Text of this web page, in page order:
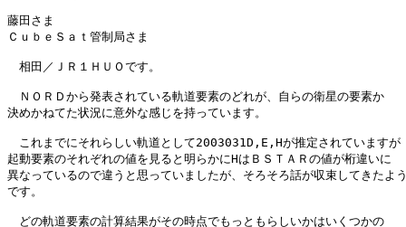
藤田さま
ＣｕｂｅＳａｔ管制局さま
相田／ＪＲ１ＨＵＯです。
ＮＯＲＤから発表されている軌道要素のどれが、自らの衛星の要素か
決めかねてた状況に意外な感じを持っています。
これまでにそれらしい軌道として2003031D,E,Hが推定されていますが
起動要素のそれぞれの値を見ると明らかにHはＢＳＴＡＲの値が桁違いに
異なっているので違うと思っていましたが、そろそろ話が収束してきたよ
です。
どの軌道要素の計算結果がその時点でもっともらしいかはいくつかの